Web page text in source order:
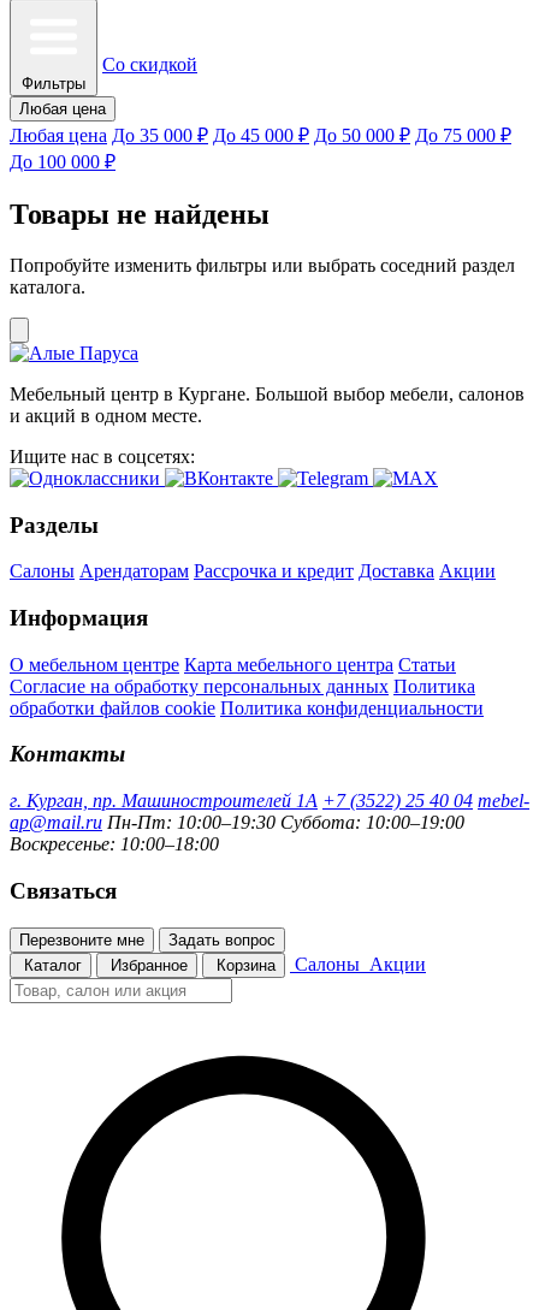
Фильтры
Со скидкой
Любая цена
Любая цена До 35 000 ₽ До 45 000 ₽ До 50 000 ₽ До 75 000 ₽
До 100 000 ₽
Товары не найдены
Попробуйте изменить фильтры или выбрать соседний раздел
каталога.
Мебельный центр в Кургане. Большой выбор мебели, салонов
и акций в одном месте.
Ищите нас в соцсетях:
Разделы
Салоны Арендаторам Рассрочка и кредит Доставка Акции
Информация
О мебельном центре Карта мебельного центра Статьи
Согласие на обработку персональных данных Политика
обработки файлов cookie Политика конфиденциальности
Контакты
г. Курган, пр. Машиностроителей 1А +7 (3522) 25 40 04 mebel-
ap@mail.ru Пн-Пт: 10:00–19:30 Суббота: 10:00–19:00
Воскресенье: 10:00–18:00
Связаться
Перезвоните мне
Задать вопрос
Каталог
Избранное Корзина Салоны Акции